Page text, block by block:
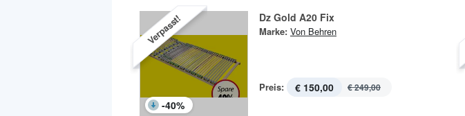
Verpasst!
-40%
Dz Gold A20 Fix
Marke: Von Behren
Preis: € 150,00 € 249,00